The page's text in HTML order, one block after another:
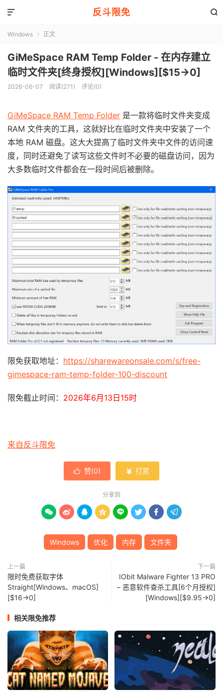
反斗限免 

Windows  正文
GiMeSpace RAM Temp Folder - 在内存建立
临时文件夹[终身授权][Windows][$15→0]
2026-06-07 阅读(271) 评论(0)
GiMeSpace RAM Temp Folder 是一款将临时文件夹变成
RAM 文件夹的工具，这就好比在临时文件夹中安装了一个
本地 RAM 磁盘。这大大提高了临时文件夹中文件的访问速
度，同时还避免了读写这些文件时不必要的磁盘访问，因为
大多数临时文件都会在一段时间后被删除。
限免获取地址： https://sharewareonsale.com/s/free-
gimespace-ram-temp-folder-100-discount
限免截止时间： 2026年6月13日15时
来自反斗限免
 赞(0)  打赏
分享到
       
Windows 优化 内存 文件夹
上一篇
限时免费获取字体
Straight[Windows、macOS]
[$16→0]
下一篇
IObit Malware Fighter 13 PRO
– 恶意软件查杀工具[6个月授权]
[Windows][$9.95→0]
相关限免推荐